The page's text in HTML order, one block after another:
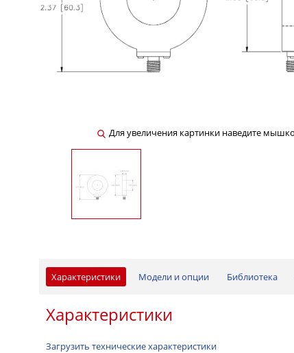
Для увеличения картинки наведите
Характеристики Модели и опции Библиотека
Характеристики
Загрузить технические характеристики